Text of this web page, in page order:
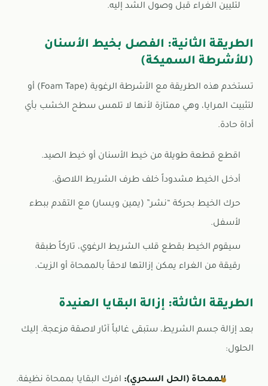
لتليين الغراء قبل وصول الشد إليه.
الطريقة الثانية: الفصل بخيط الأسنان
(للأشرطة السميكة)
تستخدم هذه الطريقة مع الأشرطة الرغوية (Foam Tape) أو
لتثبيت المرايا، وهي ممتازة لأنها لا تلمس سطح الخشب بأي
أداة حادة.
اقطع قطعة طويلة من خيط الأسنان أو خيط الصيد.
أدخل الخيط مشدوداً خلف طرف الشريط اللاصق.
حرك الخيط بحركة “نشر” (يمين ويسار) مع التقدم ببطء
لأسفل.
سيقوم الخيط بقطع قلب الشريط الرغوي، تاركاً طبقة
رقيقة من الغراء يمكن إزالتها لاحقاً بالممحاة أو الزيت.
الطريقة الثالثة: إزالة البقايا العنيدة
بعد إزالة جسم الشريط، ستبقى غالباً آثار لاصقة مزعجة. إليك
الحلول:
الممحاة (الحل السحري): افرك البقايا بممحاة نظيفة.